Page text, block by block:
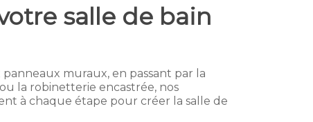
salle de bain
muraux, en passant par la
la robinetterie encastrée, nos
à chaque étape pour créer la salle de